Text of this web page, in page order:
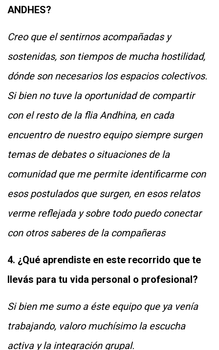
ANDHES?
Creo que el sentirnos acompañadas y
sostenidas, son tiempos de mucha hostilidad,
dónde son necesarios los espacios colectivos.
Si bien no tuve la oportunidad de compartir
con el resto de la flia Andhina, en cada
encuentro de nuestro equipo siempre surgen
temas de debates o situaciones de la
comunidad que me permite identificarme con
esos postulados que surgen, en esos relatos
verme reflejada y sobre todo puedo conectar
con otros saberes de la compañeras
4. ¿Qué aprendiste en este recorrido que te
llevás para tu vida personal o profesional?
Si bien me sumo a éste equipo que ya venía
trabajando, valoro muchísimo la escucha
activa y la integración grupal.